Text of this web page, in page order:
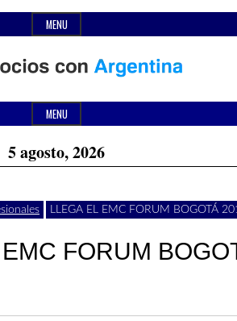
MENU
MENU
5 agosto, 2026
LLEGA EL EMC FORUM BOGOTÁ
FORUM